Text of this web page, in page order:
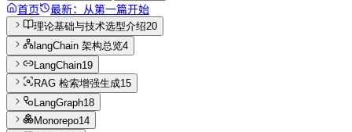
首页 最新： 从第一篇开始
理论基础与技术选型介绍20
langChain 架构总览4
LangChain19
RAG 检索增强生成15
LangGraph18
Monorepo14